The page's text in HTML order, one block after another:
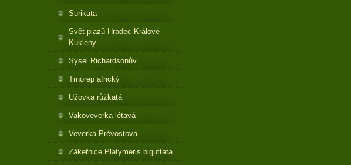
Surikata
Svět plazů Hradec Králové -
Kukleny
Sysel Richardsonův
Trnorep africký
Užovka růžkatá
Vakoveverka létavá
Veverka Prévostova
Zákeřnice Platymeris biguttata